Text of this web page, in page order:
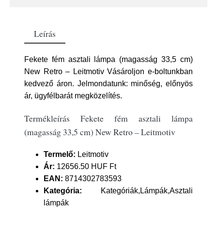
Leírás
Fekete fém asztali lámpa (magasság 33,5 cm)
New Retro – Leitmotiv Vásároljon e-boltunkban
kedvező áron. Jelmondatunk: minőség, előnyös
ár, ügyfélbarát megközelítés.
Termékleírás Fekete fém asztali lámpa
(magasság 33,5 cm) New Retro – Leitmotiv
Termelő: Leitmotiv
Ár: 12656.50 HUF Ft
EAN: 8714302783593
Kategória: Kategóriák,Lámpák,Asztali
lámpák